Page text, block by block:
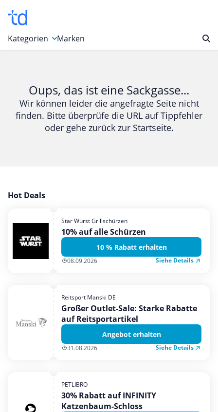
Kategorien
Bücher & Magazine
Computer & Elektronik
Entertainment & Media
Garten, Haushalt & Tiere
Mobilfunk & Internet
Mode & Accessoires
Shopping
Urlaub & Reise
Marken
Oups, das ist eine Sackgasse...
Wir können leider die angefragte Seite nicht
finden. Bitte überprüfe die URL auf Tippfehler
oder gehe zurück zur Startseite.
Hot Deals
Star Wurst Grillschürzen
10% auf alle Schürzen
10 % Rabatt erhalten
08.09.2026 Siehe Details
Reitsport Manski DE
Großer Outlet-Sale: Starke Rabatte
auf Reitsportartikel
Angebot erhalten
31.08.2026 Siehe Details
PETLIBRO
30% Rabatt auf INFINITY
Katzenbaum-Schloss